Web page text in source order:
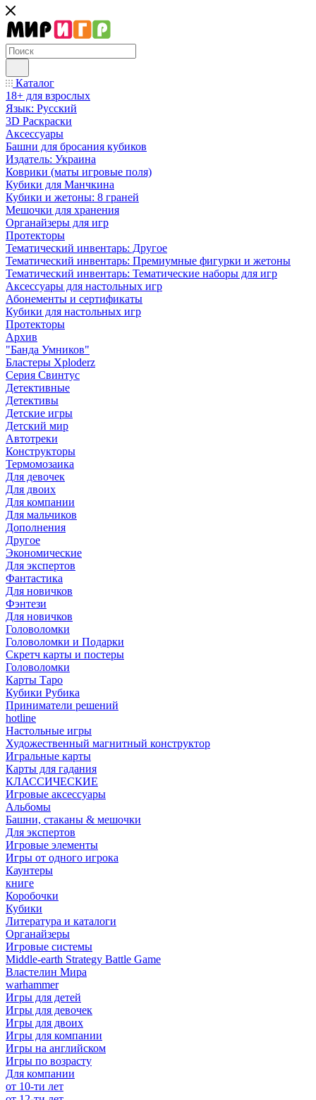
Каталог
18+ для взрослых
Язык: Русский
3D Раскраски
Аксессуары
Башни для бросания кубиков
Издатель: Украина
Коврики (маты игровые поля)
Кубики для Манчкина
Кубики и жетоны: 8 граней
Мешочки для хранения
Органайзеры для игр
Протекторы
Тематический инвентарь: Другое
Тематический инвентарь: Премиумные фигурки и жетоны
Тематический инвентарь: Тематические наборы для игр
Аксессуары для настольных игр
Абонементы и сертификаты
Кубики для настольных игр
Протекторы
Архив
"Банда Умников"
Бластеры Xploderz
Cерия Свинтус
Детективные
Детективы
Детские игры
Детский мир
Автотреки
Конструкторы
Термомозаика
Для девочек
Для двоих
Для компании
Для мальчиков
Дополнения
Другое
Экономические
Для экспертов
Фантастика
Для новичков
Фэнтези
Для новичков
Головоломки
Головоломки и Подарки
Cкретч карты и постеры
Головоломки
Карты Таро
Кубики Рубика
Приниматели решений
hotline
Настольные игры
Художественный магнитный конструктор
Игральные карты
Карты для гадания
КЛАССИЧЕСКИЕ
Игровые аксессуары
Альбомы
Башни, стаканы & мешочки
Для экспертов
Игровые элементы
Игры от одного игрока
Каунтеры
книге
Коробочки
Кубики
Литература и каталоги
Органайзеры
Игровые системы
Middle-earth Strategy Battle Game
Властелин Мира
warhammer
Игры для детей
Игры для девочек
Игры для двоих
Игры для компании
Игры на английском
Игры по возрасту
Для компании
от 10-ти лет